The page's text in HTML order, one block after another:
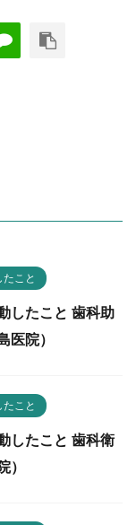
こと
したこと 歯科助
医院）
こと
したこと 歯科衛
）